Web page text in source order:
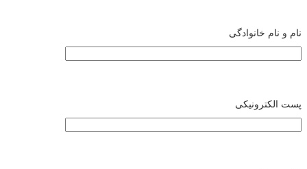
نام و نام خانوادگی
پست الکترونیکی